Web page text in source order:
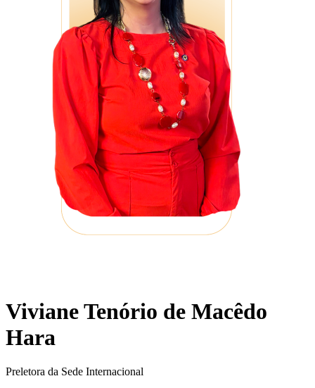
Viviane Tenório de Macêdo
Hara
Preletora da Sede Internacional